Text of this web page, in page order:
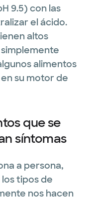
9.5) con las
el ácido.
altos
alimentos
su motor de
que se
síntomas
a persona,
tipos de
nos hacen